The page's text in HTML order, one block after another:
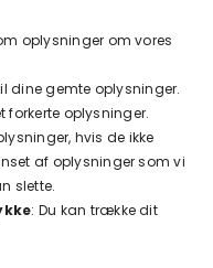
oplysninger om vores
dine gemte oplysninger.
forkerte oplysninger.
hvis de ikke
af oplysninger som vi
slette.
: Du kan trække dit